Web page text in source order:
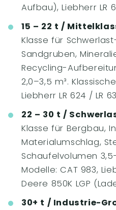
Aufbau), Liebherr LR
15 – 22 t /
Klasse für
Sandgruben,
Recycling-
2,0–3,5 m³.
Liebherr LR 624 / LR
22 – 30 t /
Klasse für Bergbau,
Materialumschlag,
Schaufelvolumen
Modelle: CAT 983,
Deere 850K LGP
30+ t / Industrie-